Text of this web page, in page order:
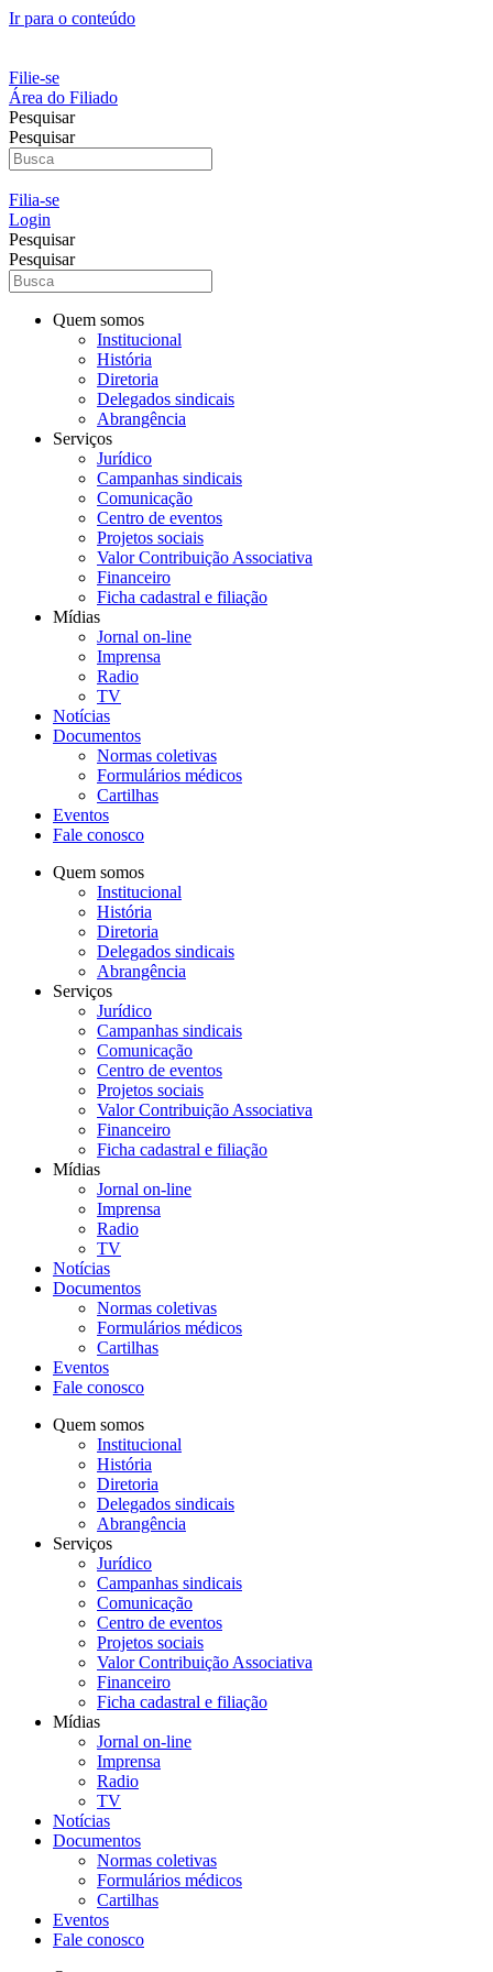
Ir para o conteúdo
Filie-se
Área do Filiado
Pesquisar
Pesquisar
Filia-se
Login
Pesquisar
Pesquisar
Quem somos
Institucional
História
Diretoria
Delegados sindicais
Abrangência
Serviços
Jurídico
Campanhas sindicais
Comunicação
Centro de eventos
Projetos sociais
Valor Contribuição Associativa
Financeiro
Ficha cadastral e filiação
Mídias
Jornal on-line
Imprensa
Radio
TV
Notícias
Documentos
Normas coletivas
Formulários médicos
Cartilhas
Eventos
Fale conosco
Quem somos
Institucional
História
Diretoria
Delegados sindicais
Abrangência
Serviços
Jurídico
Campanhas sindicais
Comunicação
Centro de eventos
Projetos sociais
Valor Contribuição Associativa
Financeiro
Ficha cadastral e filiação
Mídias
Jornal on-line
Imprensa
Radio
TV
Notícias
Documentos
Normas coletivas
Formulários médicos
Cartilhas
Eventos
Fale conosco
Quem somos
Institucional
História
Diretoria
Delegados sindicais
Abrangência
Serviços
Jurídico
Campanhas sindicais
Comunicação
Centro de eventos
Projetos sociais
Valor Contribuição Associativa
Financeiro
Ficha cadastral e filiação
Mídias
Jornal on-line
Imprensa
Radio
TV
Notícias
Documentos
Normas coletivas
Formulários médicos
Cartilhas
Eventos
Fale conosco